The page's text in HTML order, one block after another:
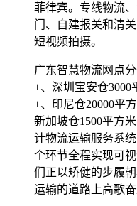
菲律宾。专线物流
门、自建报关和清
短视频拍摄。
广东智慧物流网点
+、深圳宝安仓3000
+、印尼仓20000平
新加坡仓1500平方
计物流运输服务系
个环节全程实现可
们正以矫健的步履
运输的道路上高歌奋